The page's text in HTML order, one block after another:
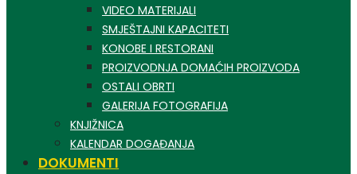
VIDEO MATERIJALI
SMJEŠTAJNI KAPACITETI
KONOBE I RESTORANI
PROIZVODNJA DOMAĆIH PROIZVODA
OSTALI OBRTI
GALERIJA FOTOGRAFIJA
KNJIŽNICA
KALENDAR DOGAĐANJA
DOKUMENTI